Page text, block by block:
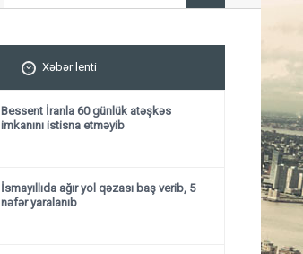
ediblər
Xəbər lenti
Bessent İranla 60 günlük atəşkəs
imkanını istisna etməyib
İsmayıllıda ağır yol qəzası baş verib, 5
nəfər yaralanıb